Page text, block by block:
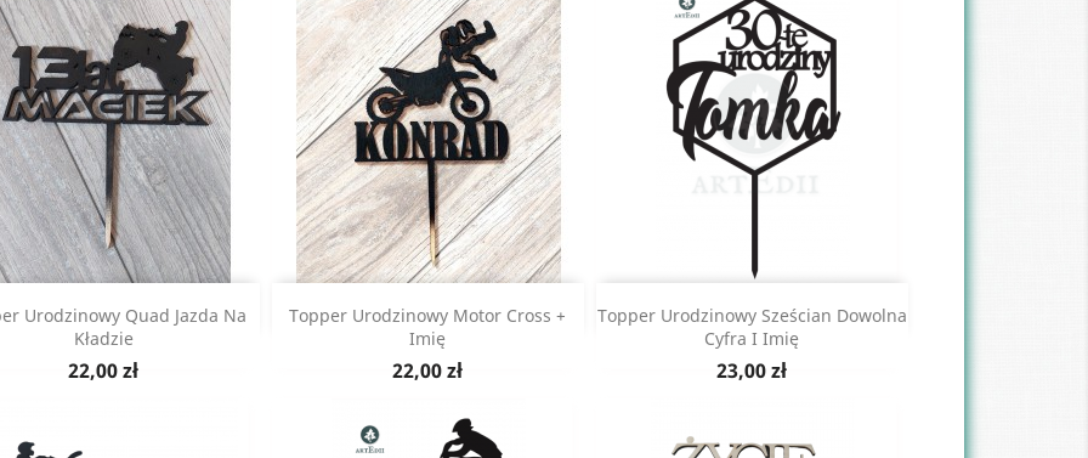
Urodzinowy Quad Jazda Na
Kładzie
Cena
22,00 zł
Szybki podgląd
Topper Urodzinowy Motor Cross +
Imię
Cena
22,00 zł
Szybki podgląd
Topper Urodzinowy Sześcian Dowolna
Cyfra I Imię
Cena
23,00 zł
Szybki podgląd